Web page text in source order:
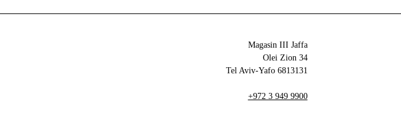
Magasin III Jaffa
34 Olei Zion
6813131 Tel Aviv-Yafo
+972 3 949 9900